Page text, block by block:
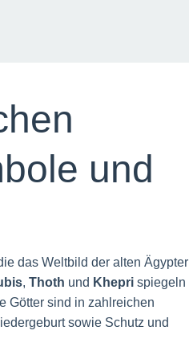
und
das Weltbild der alten Ägypter
,Thoth und Khepri spiegeln
Götter sind in zahlreichen
sowie Schutz und